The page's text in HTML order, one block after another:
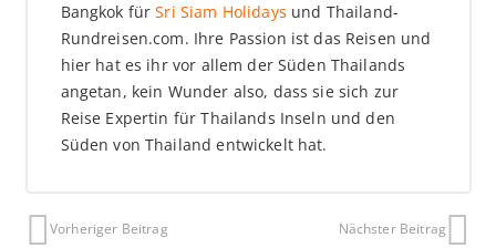
Bangkok fürSri Siam Holidays und Thailand-
Rundreisen.com. Ihre Passion ist das Reisen und
hier hat es ihr vor allem der Süden Thailands
angetan, kein Wunder also, dass sie sich zur
Reise Expertin für Thailands Inseln und den
Süden von Thailand entwickelt hat.
Vorheriger Beitrag Nächster Beitrag